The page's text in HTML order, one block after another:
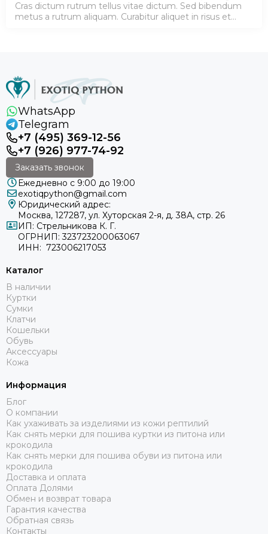
Cras dictum rutrum tellus vitae dictum. Sed bibendum
metus a rutrum aliquam. Curabitur aliquet in risus et
WhatsApp
Telegram
+7 (495) 369-12-56
+7 (926) 977-74-92
Заказать звонок
Ежедневно с 9:00 до 19:00
exotiqpython@gmail.com
Юридический адрес:
Москва, 127287, ул. Хуторская 2-я, д. 38А, стр. 26
ИП: Стрельникова К. Г.
ОГРНИП: 323723200063067
ИНН: 723006217053
Каталог
В наличии
Куртки
Сумки
Клатчи
Кошельки
Обувь
Аксессуары
Кожа
Информация
Блог
О компании
Как ухаживать за изделиями из кожи рептилий
Как снять мерки для пошива куртки из питона или
крокодила
Как снять мерки для пошива обуви из питона или
крокодила
Доставка и оплата
Оплата Долями
Обмен и возврат товара
Гарантия качества
Обратная связь
Контакты